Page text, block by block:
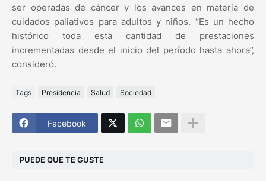
ser operadas de cáncer y los avances en materia de
cuidados paliativos para adultos y niños. “Es un hecho
histórico toda esta cantidad de prestaciones
incrementadas desde el inicio del período hasta ahora”,
consideró.
Tags Presidencia Salud Sociedad
Facebook
PUEDE QUE TE GUSTE